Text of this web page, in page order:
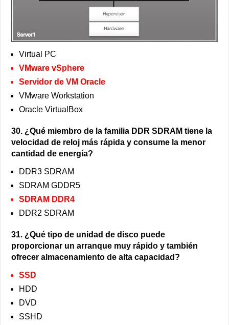
Virtual PC
VMware vSphere
Servidor de VM Oracle
VMware Workstation
Oracle VirtualBox
30. ¿Qué miembro de la familia DDR SDRAM tiene la
velocidad de reloj más rápida y consume la menor
cantidad de energía?
DDR3 SDRAM
SDRAM GDDR5
SDRAM DDR4
DDR2 SDRAM
31. ¿Qué tipo de unidad de disco puede
proporcionar un arranque muy rápido y también
ofrecer almacenamiento de alta capacidad?
SSD
HDD
DVD
SSHD